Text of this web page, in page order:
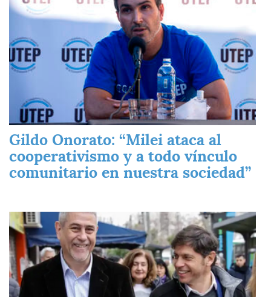
Gildo Onorato: “Milei ataca al
cooperativismo y a todo vínculo
comunitario en nuestra sociedad”
Imagen